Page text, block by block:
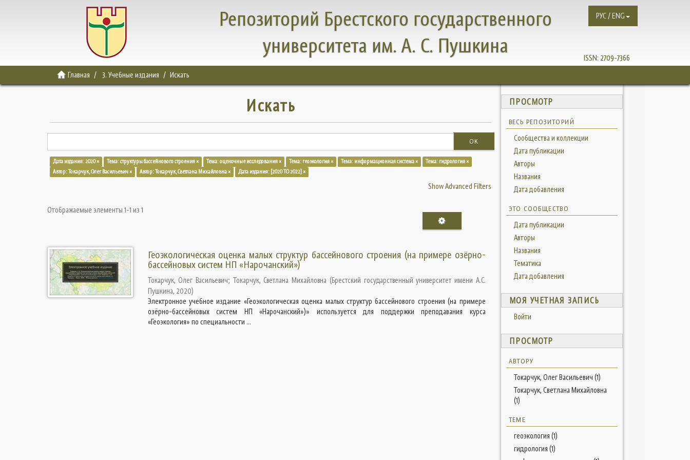
Репозиторий Брестского государственного
университета им. А. С. Пушкина
ISSN: 2709-7366
РУС / ENG
Главная 3. Учебные издания Искать
Искать
OK
Дата издания: 2020 × Тема: структуры бассейнового строения × Тема: оценочные исследования × Тема: геоэкология × Тема: информационная система ×
Тема: гидрология ×
Автор: Токарчук, Олег Васильевич ×
Автор: Токарчук, Светлана Михайловна × Дата издания: [2020 TO 2022] ×
Show Advanced Filters
Отображаемые элементы 1-1 из 1
Геоэкологическая оценка малых структур бассейнового строения (на примере озёрно-
бассейновых систем НП «Нарочанский»)
Токарчук, Олег Васильевич; Токарчук, Светлана Михайловна (Брестский государственный университет имени А.С.
Пушкина, 2020)
Электронное учебное издание «Геоэкологическая оценка малых структур бассейнового строения (на примере
озёрно-бассейновых систем НП «Нарочанский»)» используется для поддержки преподавания курса
«Геоэкология» по специальности ...
ПРОСМОТР
ВЕСЬ РЕПОЗИТОРИЙ
Сообщества и коллекции
Дата публикации
Авторы
Названия
Дата добавления
ЭТО СООБЩЕСТВО
Дата публикации
Авторы
Названия
Тематика
Дата добавления
МОЯ УЧЕТНАЯ ЗАПИСЬ
Войти
ПРОСМОТР
АВТОРУ
Токарчук, Олег Васильевич (1)
Токарчук, Светлана Михайловна
(1)
ТЕМЕ
геоэкология (1)
гидрология (1)